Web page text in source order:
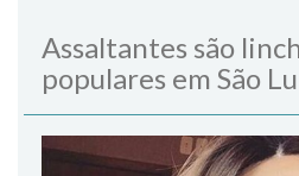
Assaltantes são
populares em São